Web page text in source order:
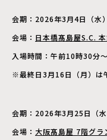
会期：2026年3月4日（水
会場： 日本橋髙島屋S.C.
入場時間：午前10時30分
※最終日3月16日（月）は
会期：2026年3月25日（水
会場： 大阪髙島屋 7階グラ